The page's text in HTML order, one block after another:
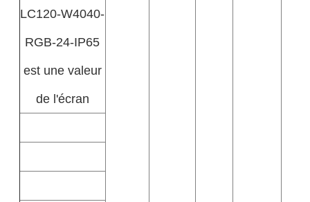
LC120-W4040-
RGB-24-IP65
est une valeur
de l'écran